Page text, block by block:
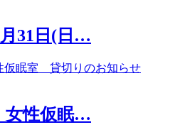
31日(日…
女性仮眠…